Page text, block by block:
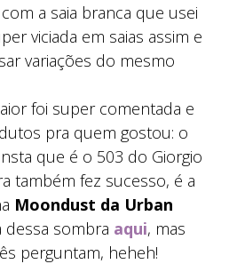
a saia branca que usei
viciada em saias assim e
variações do mesmo
foi super comentada e
pra quem gostou: o
que é o 503 do Giorgio
também fez sucesso, é a
Moondust da Urban
dessa sombra aqui, mas
perguntam, heheh!